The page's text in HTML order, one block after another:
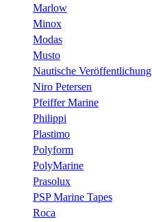
Marlow
Minox
Modas
Musto
Nautische Veröffentlichung
Niro Petersen
Pfeiffer Marine
Philippi
Plastimo
Polyform
PolyMarine
Prasolux
PSP Marine Tapes
Roca